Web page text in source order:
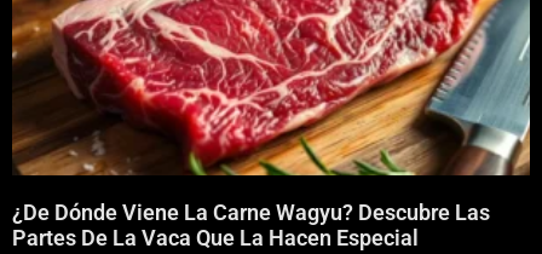
¿De Dónde Viene La Carne Wagyu? Descubre Las
Partes De La Vaca Que La Hacen Especial